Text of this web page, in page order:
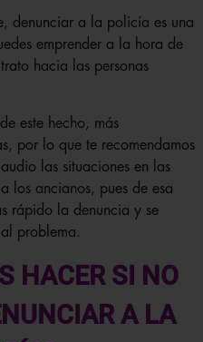
denunciar a la policía es una
emprender a la hora de
hacia las personas
este hecho, más
por lo que te recomendamos
las situaciones en las
los ancianos, pues de esa
rápido la denuncia y se
problema.
HACER SI NO
A LA